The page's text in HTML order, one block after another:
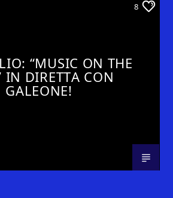
8
“MUSIC ON THE
IN DIRETTA CON
GALEONE!